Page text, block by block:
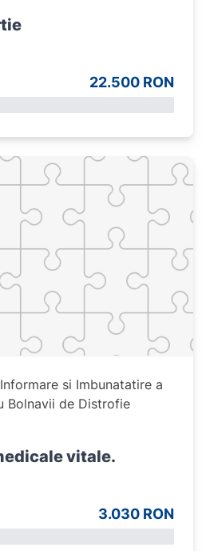
22.500 RON
si Imbunatatire a
Bolnavii de Distrofie
vitale.
3.030 RON